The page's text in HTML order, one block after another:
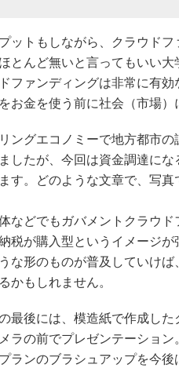
ットもしながら、クラウド
とんど無いと言ってもいい
ファンディングは非常に有
お金を使う前に社会（市場）
ングエコノミーで地方都市
したが、今回は資金調達に
す。どのような文章で、写真
などでもガバメントクラウ
税が購入型というイメージ
な形のものが普及していけ
かもしれません。
最後には、模造紙で作成し
ラの前でプレゼンテーショ
ランのブラシュアップを今